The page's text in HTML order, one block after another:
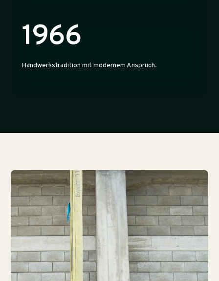
1966
Handwerkstradition mit modernem Anspruch.